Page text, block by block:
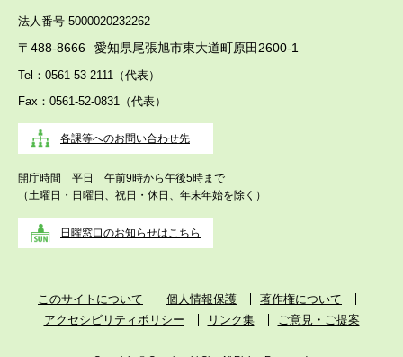
法人番号 5000020232262
〒488-8666 愛知県尾張旭市東大道町原田2600-1
Tel：0561-53-2111（代表）
Fax：0561-52-0831（代表）
各課等へのお問い合わせ先
開庁時間 平日 午前9時から午後5時まで
（土曜日・日曜日、祝日・休日、年末年始を除く）
日曜窓口のお知らせはこちら
このサイトについて 個人情報保護
著作権について
アクセシビリティポリシー
リンク集 ご意見・ご提案